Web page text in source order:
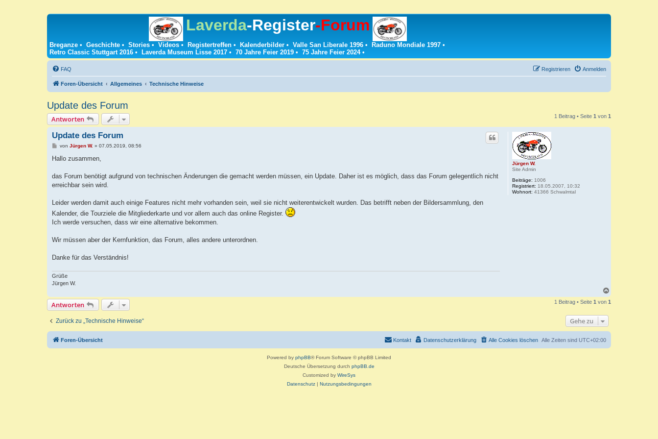
Laverda-Register-Forum
Breganze • Geschichte • Stories • Videos • Registertreffen • Kalenderbilder • Valle San Liberale 1996 • Raduno Mondiale 1997 •
Retro Classic Stuttgart 2016 • Laverda Museum Lisse 2017 • 70 Jahre Feier 2019 • 75 Jahre Feier 2024•
FAQ Anmelden
Registrieren
Foren-Übersicht Allgemeines Technische Hinweise
Update des Forum
Antworten 1 Beitrag • Seite 1 von 1
Jürgen W.
Site Admin
Beiträge: 1006
Registriert: 18.05.2007, 10:32
Wohnort: 41366 Schwalmtal
Update des Forum
B
i
a
von Jürgen W. » 07.05.2019, 08:56
Hallo zusammen,
das Forum benötigt aufgrund von technischen Änderungen die gemacht werden müssen, ein Update. Daher ist es möglich, dass das Forum gelegentlich nicht
erreichbar sein wird.
Leider werden damit auch einige Features nicht mehr vorhanden sein, weil sie nicht weiterentwickelt wurden. Das betrifft neben der Bildersammlung, den
Kalender, die Tourziele die Mitgliederkarte und vor allem auch das online Register.
Ich werde versuchen, dass wir eine alternative bekommen.
Wir müssen aber der Kernfunktion, das Forum, alles andere unterordnen.
Danke für das Verständnis!
Grüße
Jürgen W.
a
c
Antworten 1 Beitrag • Seite 1 von 1
Zurück zu „Technische Hinweise“ Gehe zu
Foren-Übersicht Alle Zeiten sind UTC+02:00
Alle Cookies löschen
Datenschutzerklärung
Kontakt
Powered by phpBB® Forum Software © phpBB Limited
Deutsche Übersetzung durch phpBB.de
Customized by WireSys
Datenschutz| Nutzungsbedingungen